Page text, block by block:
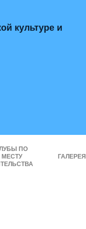
культуре и
ПО
МЕСТУ
ГАЛЕРЕЯ